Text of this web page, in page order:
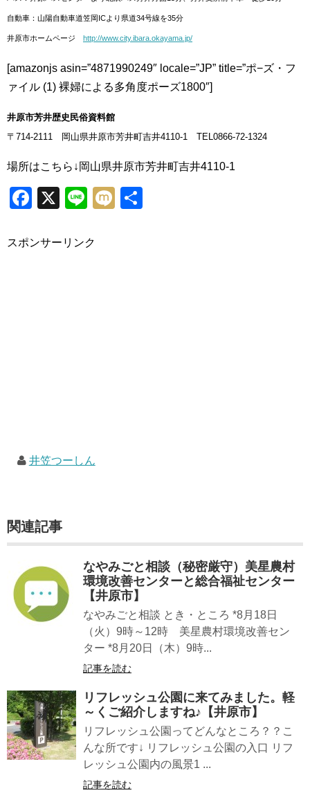
自動車：山陽自動車道笠岡ICより県道34号線を35分
井原市ホームページ http://www.city.ibara.okayama.jp/
[amazonjs asin=”4871990249″ locale=”JP” title=”ポ−ズ・フ
ァイル (1) 裸婦による多角度ポーズ1800″]
井原市芳井歴史民俗資料館
〒714-2111 岡山県井原市芳井町吉井4110-1 TEL0866-72-1324
場所はこちら↓ 岡山県井原市芳井町吉井4110-1
Facebook
X LineMixi
スポンサーリンク
井笠つーしん
関連記事
なやみごと相談（秘密厳守）美星農村
環境改善センターと総合福祉センター
【井原市】
なやみごと相談 とき・ところ *8月18日
（火）9時～12時 美星農村環境改善セン
ター *8月20日（木）9時...
記事を読む
リフレッシュ公園に来てみました。軽
～くご紹介しますね♪【井原市】
リフレッシュ公園ってどんなところ？？こ
んな所です↓ リフレッシュ公園の入口 リフ
レッシュ公園内の風景1 ...
記事を読む